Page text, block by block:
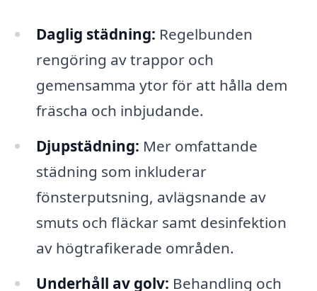
Daglig städning: Regelbunden
rengöring av trappor och
gemensamma ytor för att hålla dem
fräscha och inbjudande.
Djupstädning: Mer omfattande
städning som inkluderar
fönsterputsning, avlägsnande av
smuts och fläckar samt desinfektion
av högtrafikerade områden.
Underhåll av golv: Behandling och